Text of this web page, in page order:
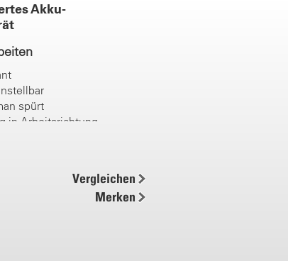
Akku-
spürt
in Arbeitsrichtung
Vergleichen
Merken